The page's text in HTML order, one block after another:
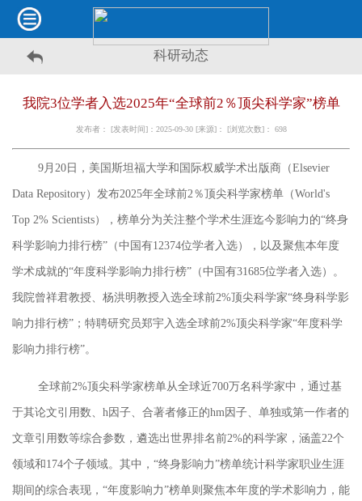
科研动态
我院3位学者入选2025年“全球前2％顶尖科学家”榜单
发布者： [发表时间]：2025-09-30 [来源]： [浏览次数]： 698
9月20日，美国斯坦福大学和国际权威学术出版商（Elsevier
Data Repository）发布2025年全球前2％顶尖科学家榜单（World's
Top 2% Scientists），榜单分为关注整个学术生涯迄今影响力的“终身
科学影响力排行榜”（中国有12374位学者入选），以及聚焦本年度
学术成就的“年度科学影响力排行榜”（中国有31685位学者入选）。
我院曾祥君教授、杨洪明教授入选全球前2%顶尖科学家“终身科学影
响力排行榜”； 特聘研究员郑宇 入选全球前2%顶尖科学家“年度科学
影响力排行榜”。
全球前2%顶尖科学家榜单从全球近700万名科学家中，通过基
于其论文引用数、h因子、合著者修正的hm因子、单独或第一作者的
文章引用数等综合参数，遴选出世界排名前2%的科学家，涵盖22个
领域和174个子领域。其中，“终身影响力”榜单统计科学家职业生涯
期间的综合表现，“年度影响力”榜单则聚焦本年度的学术影响力，能